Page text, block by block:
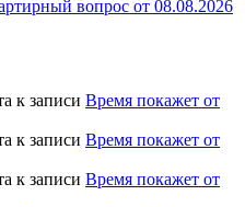
вопрос от 08.08.2026
к записи Время покажет от
к записи Время покажет от
к записи Время покажет от